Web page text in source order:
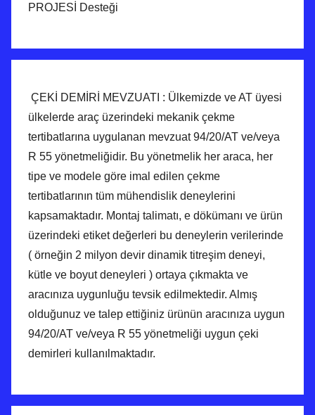
PROJESİ Desteği
ÇEKİ DEMİRİ MEVZUATI : Ülkemizde ve AT üyesi
ülkelerde araç üzerindeki mekanik çekme
tertibatlarına uygulanan mevzuat 94/20/AT ve/veya
R 55 yönetmeliğidir. Bu yönetmelik her araca, her
tipe ve modele göre imal edilen çekme
tertibatlarının tüm mühendislik deneylerini
kapsamaktadır. Montaj talimatı, e dökümanı ve ürün
üzerindeki etiket değerleri bu deneylerin verilerinde
( örneğin 2 milyon devir dinamik titreşim deneyi,
kütle ve boyut deneyleri ) ortaya çıkmakta ve
aracınıza uygunluğu tevsik edilmektedir. Almış
olduğunuz ve talep ettiğiniz ürünün aracınıza uygun
94/20/AT ve/veya R 55 yönetmeliği uygun çeki
demirleri kullanılmaktadır.